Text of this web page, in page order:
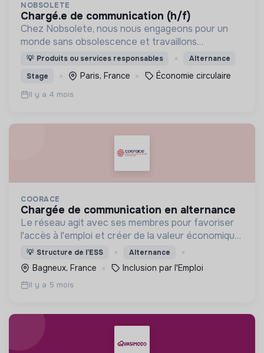
NOBSOLETE
chargé.e de communication (h/f)
Chez Nobsolete, nous nous engageons pour un
monde sans obsolescence et travaillons
concrètement pour rendre nos objets du
💡 Produits ou services responsables
Alternance
Stage
Paris, France Économie circulaire
Il y a 4 mois
COORACE
chargée de communication en alternance
Le réseau agit avec ses membres pour favoriser
l'accès à l'emploi et créer de la valeur économique,
sociale et écologique dans les territoires.
💡 Structure de l’ESS Alternance
Bagneux, France Inclusion par l'Emploi
Il y a 5 mois